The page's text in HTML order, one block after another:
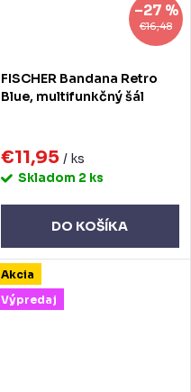
€16,48
–27 %
FISCHER Bandana Retro
Blue, multifunkčný šál
€11,95 / ks
Skladom 2 ks
DO KOŠÍKA
Akcia
Výpredaj